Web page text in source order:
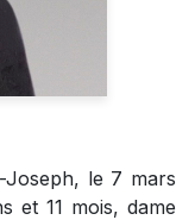
Joseph, le 7 mars
et 11 mois, dame